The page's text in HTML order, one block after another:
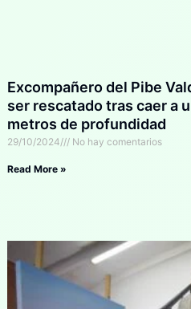
Excompañero del Pibe
ser rescatado tras caer a
metros de profundidad
29/10/2024 No hay comentarios
Read More »